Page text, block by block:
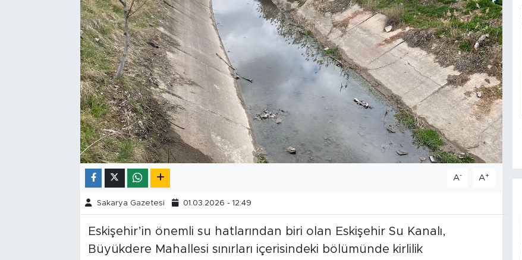
A- A+
Sakarya Gazetesi 01.03.2026 - 12:49
Eskişehir’in önemli su hatlarından biri olan Eskişehir Su Kanalı,
Büyükdere Mahallesi sınırları içerisindeki bölümünde kirlilik
Resmi İlanlar
Foto Şaka
Teknoloji